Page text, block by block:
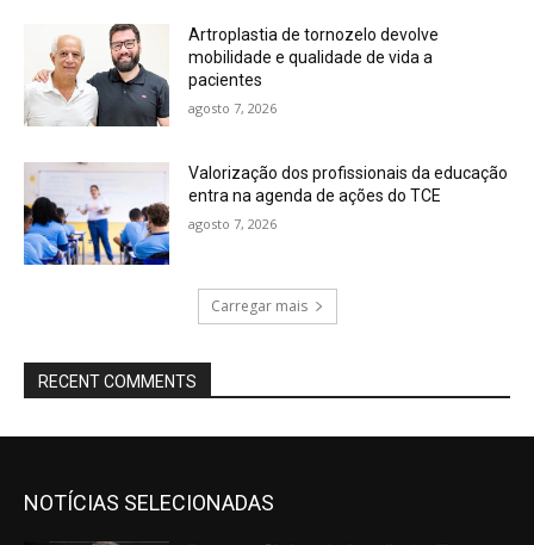
Artroplastia de tornozelo devolve
mobilidade e qualidade de vida a
pacientes
agosto 7, 2026
Valorização dos profissionais da educação
entra na agenda de ações do TCE
agosto 7, 2026
Carregar mais
RECENT COMMENTS
NOTÍCIAS SELECIONADAS